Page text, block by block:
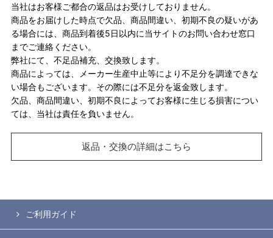
当社はお客様ご都合の返品はお受けしておりません。
商品をお届けした時点で欠品、商品間違い、初期不良の疑いがあ
る場合には、商品到着後5日以内に当サイトのお問い合わせ窓口
までご連絡ください。
弊社にて、不足品補充、交換致します。
商品によっては、メーカー生産中止等により不足分を調達できな
い場合もございます。その際には不足分を返金致します。
欠品、商品間違い、初期不良によってお客様に生じる損害につい
ては、当社は責任を負いません。
返品・交換の詳細はこちら
ご利用ガイド